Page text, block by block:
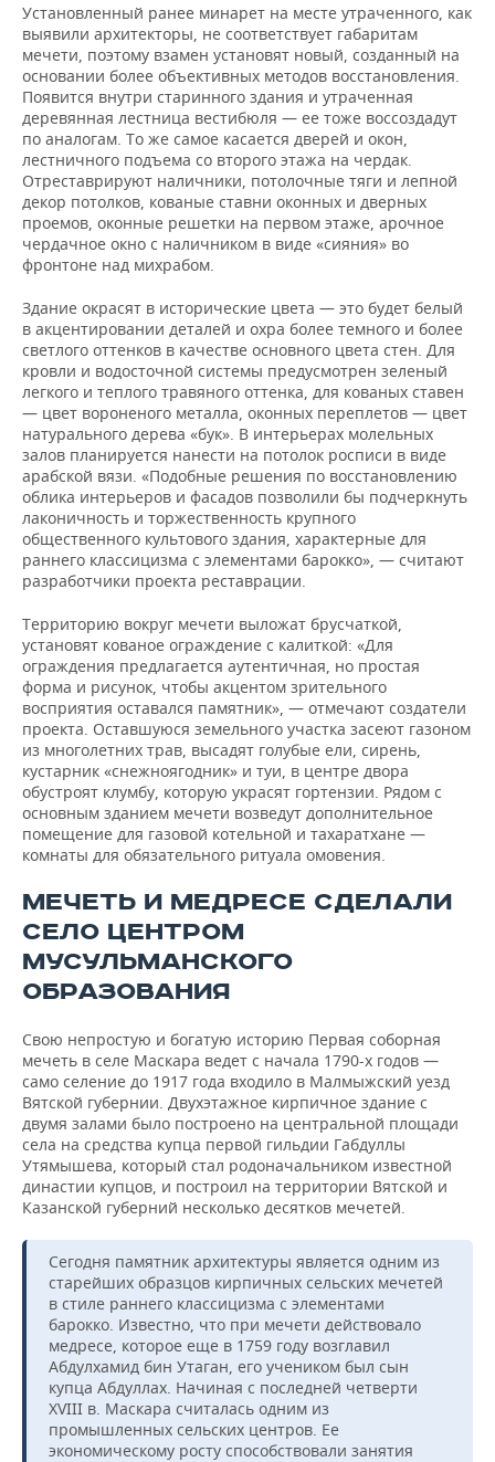
Установленный ранее минарет на месте утраченного, как
выявили архитекторы, не соответствует габаритам
мечети, поэтому взамен установят новый, созданный на
основании более объективных методов восстановления.
Появится внутри старинного здания и утраченная
деревянная лестница вестибюля — ее тоже воссоздадут
по аналогам. То же самое касается дверей и окон,
лестничного подъема со второго этажа на чердак.
Отреставрируют наличники, потолочные тяги и лепной
декор потолков, кованые ставни оконных и дверных
проемов, оконные решетки на первом этаже, арочное
чердачное окно с наличником в виде «сияния» во
фронтоне над михрабом.
Здание окрасят в исторические цвета — это будет белый
в акцентировании деталей и охра более темного и более
светлого оттенков в качестве основного цвета стен. Для
кровли и водосточной системы предусмотрен зеленый
легкого и теплого травяного оттенка, для кованых ставен
— цвет вороненого металла, оконных переплетов — цвет
натурального дерева «бук». В интерьерах молельных
залов планируется нанести на потолок росписи в виде
арабской вязи. «Подобные решения по восстановлению
облика интерьеров и фасадов позволили бы подчеркнуть
лаконичность и торжественность крупного
общественного культового здания, характерные для
раннего классицизма с элементами барокко», — считают
разработчики проекта реставрации.
Территорию вокруг мечети выложат брусчаткой,
установят кованое ограждение с калиткой: «Для
ограждения предлагается аутентичная, но простая
форма и рисунок, чтобы акцентом зрительного
восприятия оставался памятник», — отмечают создатели
проекта. Оставшуюся земельного участка засеют газоном
из многолетних трав, высадят голубые ели, сирень,
кустарник «снежноягодник» и туи, в центре двора
обустроят клумбу, которую украсят гортензии. Рядом с
основным зданием мечети возведут дополнительное
помещение для газовой котельной и тахаратхане —
комнаты для обязательного ритуала омовения.
МЕЧЕТЬ И МЕДРЕСЕ СДЕЛАЛИ
СЕЛО ЦЕНТРОМ
МУСУЛЬМАНСКОГО
ОБРАЗОВАНИЯ
Свою непростую и богатую историю Первая соборная
мечеть в селе Маскара ведет с начала 1790-х годов —
само селение до 1917 года входило в Малмыжский уезд
Вятской губернии. Двухэтажное кирпичное здание с
двумя залами было построено на центральной площади
села на средства купца первой гильдии Габдуллы
Утямышева, который стал родоначальником известной
династии купцов, и построил на территории Вятской и
Казанской губерний несколько десятков мечетей.
Сегодня памятник архитектуры является одним из
старейших образцов кирпичных сельских мечетей
в стиле раннего классицизма с элементами
барокко. Известно, что при мечети действовало
медресе, которое еще в 1759 году возглавил
Абдулхамид бин Утаган, его учеником был сын
купца Абдуллах. Начиная с последней четверти
XVIII в. Маскара считалась одним из
промышленных сельских центров. Ее
экономическому росту способствовали занятия